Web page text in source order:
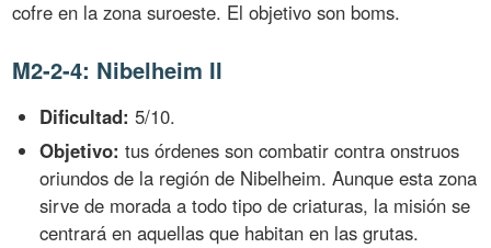
cofre en la zona suroeste. El objetivo son boms.
M2-2-4: Nibelheim II
Dificultad: 5/10.
Objetivo: tus órdenes son combatir contra onstruos
oriundos de la región de Nibelheim. Aunque esta zona
sirve de morada a todo tipo de criaturas, la misión se
centrará en aquellas que habitan en las grutas.